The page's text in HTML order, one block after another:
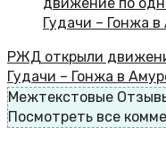
РЖД открыли
Гудачи – Гонжа в
Межтекстовые
Посмотреть все